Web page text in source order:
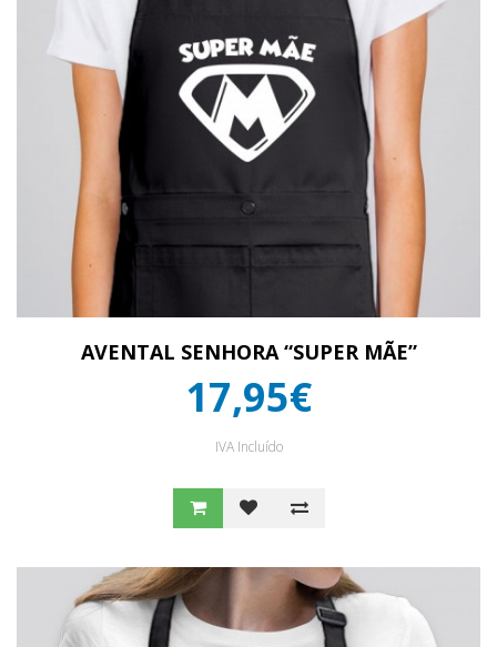
AVENTAL SENHORA “SUPER MÃE”
17,95€
IVA Incluído